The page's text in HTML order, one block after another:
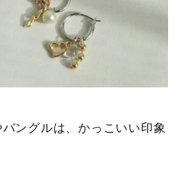
ングルは、かっこいい印象